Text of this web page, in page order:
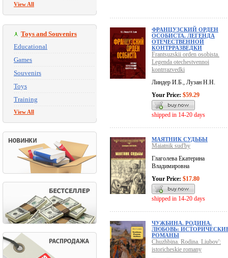
View All
Toys and Souvenirs
Educational
Games
Souvenirs
Toys
Training
View All
ФРАНЦУЗСКИЙ ОРДЕН
ОСОБИСТА. ЛЕГЕНДА
ОТЕЧЕСТВЕННОЙ
КОНТРРАЗВЕДКИ
Frantsuzskii orden osobista.
Legenda otechestvennoi
kontrrazvedki
Линдер И.Б., Лузан Н.Н.
Your Price: $59.29
shipped in 14-20 days
МАЯТНИК СУДЬБЫ
Maiatnik sud'by
Глаголева Екатерина
Владимировна
Your Price: $17.80
shipped in 14-20 days
ЧУЖБИНА. РОДИНА.
ЛЮБОВЬ:
РОМАНЫ
Chuzhbina. Rodina. Liubov':
istoricheskie romany